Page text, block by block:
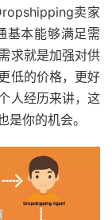
卖家
基本能够满足需
求就是加强对供
低的价格，更好
人经历来讲，这
你的机会。